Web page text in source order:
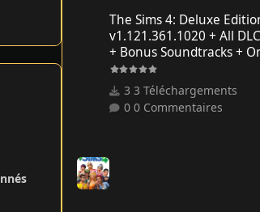
The Sims 4: Deluxe
v1.121.361.1020 + All
+ Bonus Soundtracks +
3 Téléchargements
0 Commentaires